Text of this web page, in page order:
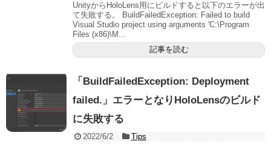
UnityからHoloLens用にビルドすると以下のエラーが出
て失敗する。 BuildFailedException: Failed to build
Visual Studio project using arguments 'C:\Program
Files (x86)\M...
記事を読む
「BuildFailedException: Deployment
failed.」エラーとなりHoloLensのビルド
に失敗する
2022/6/2
Tips